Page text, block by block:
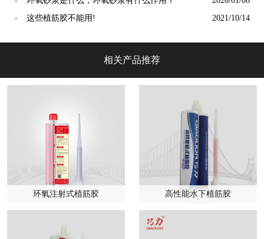
● 这些植筋胶不能用! 2021/10/14
相关产品推荐
环氧注射式植筋胶 高性能水下植筋胶